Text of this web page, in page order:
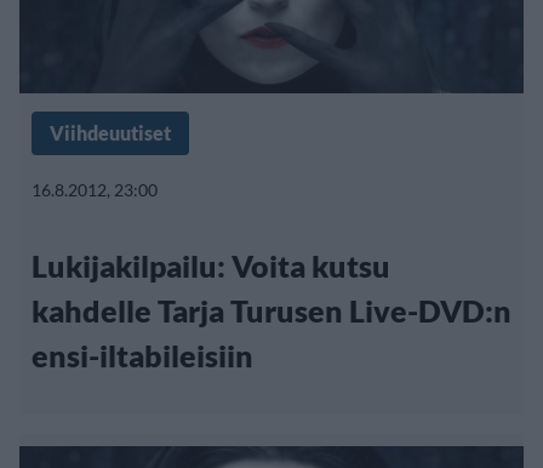
Viihdeuutiset
16.8.2012, 23:00
Lukijakilpailu: Voita kutsu
kahdelle Tarja Turusen Live-DVD:n
ensi-iltabileisiin